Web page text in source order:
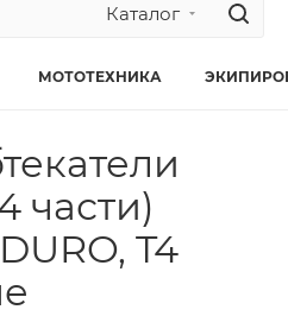
Каталог
МОТОТЕХНИКА
части)
T4